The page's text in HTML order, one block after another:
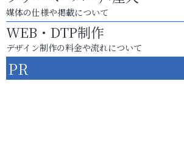
媒体の仕様や掲載について
WEB・DTP制作
デザイン制作の料金や流れについて
PR